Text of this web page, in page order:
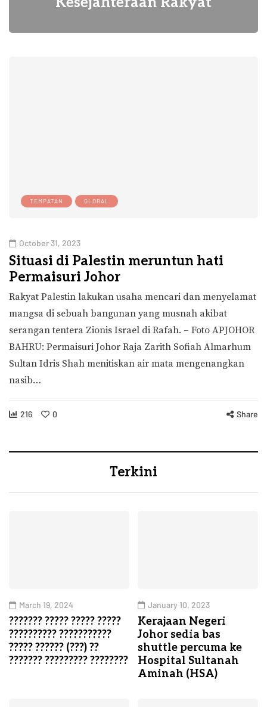
TEMPATAN GLOBAL
October 31, 2023
Situasi di Palestin meruntun hati
Permaisuri Johor
Rakyat Palestin lakukan usaha mencari dan menyelamat
mangsa di sebuah bangunan yang musnah akibat
serangan tentera Zionis Israel di Rafah. – Foto APJOHOR
BAHRU: Permaisuri Johor Raja Zarith Sofiah Almarhum
Sultan Idris Shah menitiskan air mata mengenangkan
nasib…
216 0 Share
Terkini
March 19, 2024
??????? ????? ????? ?????
?????????? ???????????
????? ?????? (???) ??
??????? ????????? ????????
January 10, 2023
Kerajaan Negeri
Johor sedia bas
shuttle percuma ke
Hospital Sultanah
Aminah (HSA)